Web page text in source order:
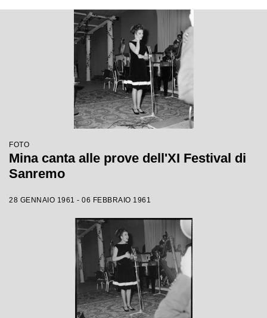
FOTO
Mina canta alle prove dell'XI Festival di
Sanremo
28 GENNAIO 1961 - 06 FEBBRAIO 1961